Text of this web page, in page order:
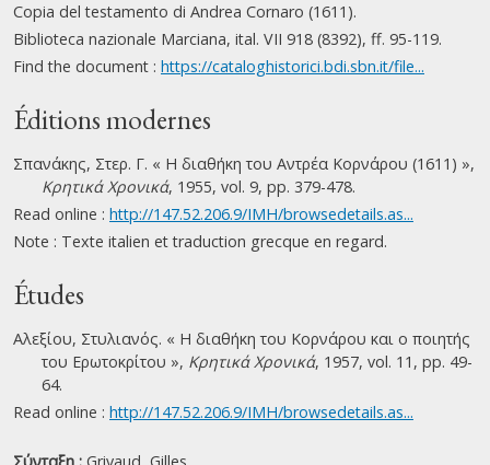
Copia del testamento di Andrea Cornaro (1611).
Biblioteca nazionale Marciana, ital. VII 918 (8392), ff. 95-119.
Find the document : https://cataloghistorici.bdi.sbn.it/file...
Éditions modernes
Σπανάκης, Στερ. Γ. « Η διαθήκη του Αντρέα Κορνάρου (1611) »,
Κρητικά Χρονικά, 1955, vol. 9, pp. 379-478.
Read online : http://147.52.206.9/IMH/browsedetails.as...
Note : Texte italien et traduction grecque en regard.
Études
Αλεξίου, Στυλιανός. « Η διαθήκη του Κορνάρου και ο ποιητής
του Ερωτοκρίτου », Κρητικά Χρονικά, 1957, vol. 11, pp. 49-
64.
Read online : http://147.52.206.9/IMH/browsedetails.as...